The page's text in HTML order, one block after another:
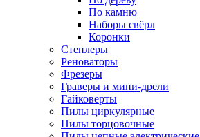
По камню
Наборы свёрл
Коронки
Степлеры
Реноваторы
Фрезеры
Граверы и мини-дрели
Гайковерты
Пилы циркулярные
Пилы торцовочные